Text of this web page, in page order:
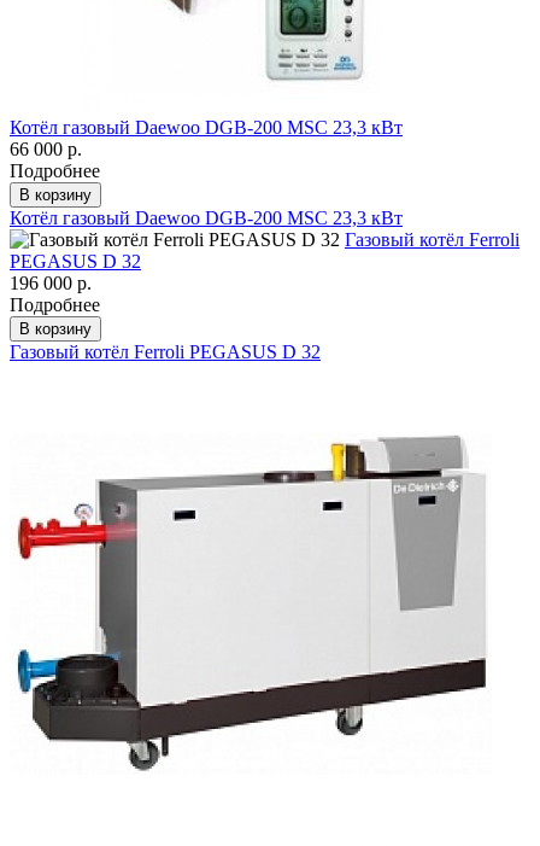
Котёл газовый Daewoo DGB-200 MSC 23,3 кВт
66 000 р.
Подробнее
В корзину
Котёл газовый Daewoo DGB-200 MSC 23,3 кВт
Газовый котёл Ferroli
PEGASUS D 32
196 000 р.
Подробнее
В корзину
Газовый котёл Ferroli PEGASUS D 32